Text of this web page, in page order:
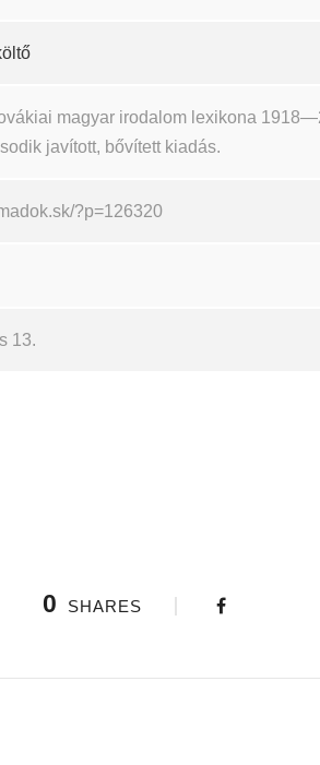
magyar irodalom lexikona
javított, bővített kiadás.
?p=126320
13.
0 SHARES